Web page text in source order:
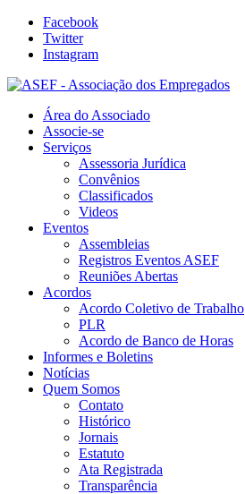
Facebook
Twitter
Instagram
Área do Associado
Associe-se
Serviços
Assessoria Jurídica
Convênios
Classificados
Videos
Eventos
Assembleias
Registros Eventos ASEF
Reuniões Abertas
Acordos
Acordo Coletivo de Trabalho
PLR
Acordo de Banco de Horas
Informes e Boletins
Notícias
Quem Somos
Contato
Histórico
Jornais
Estatuto
Ata Registrada
Transparência